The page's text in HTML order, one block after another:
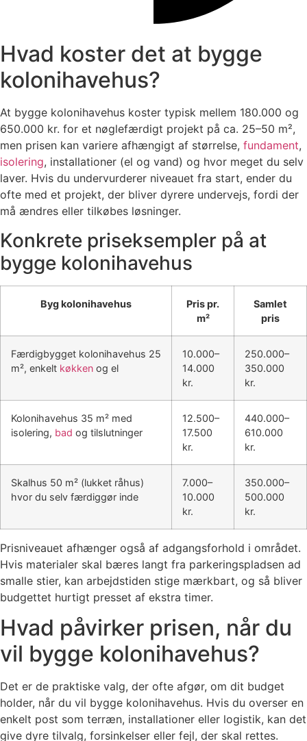
Hvad koster det at bygge
kolonihavehus?
At bygge kolonihavehus koster typisk mellem 180.000 og
650.000 kr. for et nøglefærdigt projekt på ca. 25–50 m²,
men prisen kan variere afhængigt af størrelse, fundament,
isolering, installationer (el og vand) og hvor meget du selv
laver. Hvis du undervurderer niveauet fra start, ender du
ofte med et projekt, der bliver dyrere undervejs, fordi der
må ændres eller tilkøbes løsninger.
Konkrete priseksempler på at
bygge kolonihavehus
Byg kolonihavehus
Pris pr.
m²
Samlet
pris
Færdigbygget kolonihavehus 25
m², enkelt køkken og el
10.000–
14.000
kr.
250.000–
350.000
kr.
Kolonihavehus 35 m² med
isolering, bad og tilslutninger
12.500–
17.500
kr.
440.000–
610.000
kr.
Skalhus 50 m² (lukket råhus)
hvor du selv færdiggør inde
7.000–
10.000
kr.
350.000–
500.000
kr.
Prisniveauet afhænger også af adgangsforhold i området.
Hvis materialer skal bæres langt fra parkeringspladsen ad
smalle stier, kan arbejdstiden stige mærkbart, og så bliver
budgettet hurtigt presset af ekstra timer.
Hvad påvirker prisen, når du
vil bygge kolonihavehus?
Det er de praktiske valg, der ofte afgør, om dit budget
holder, når du vil bygge kolonihavehus. Hvis du overser en
enkelt post som terræn, installationer eller logistik, kan det
give dyre tilvalg, forsinkelser eller fejl, der skal rettes.